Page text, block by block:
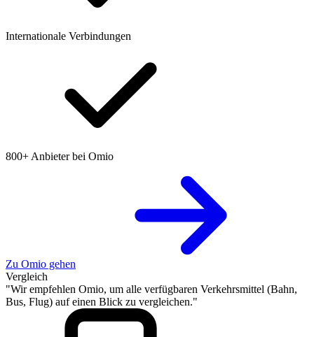
Internationale Verbindungen
800+ Anbieter bei Omio
Zu Omio gehen
Vergleich
"Wir empfehlen Omio, um alle verfügbaren Verkehrsmittel (Bahn,
Bus, Flug) auf einen Blick zu vergleichen."